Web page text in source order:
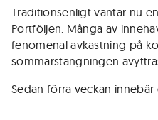
Traditionsenligt väntar nu
Portföljen. Många av
fenomenal avkastning på
sommarstängningen
Sedan förra veckan